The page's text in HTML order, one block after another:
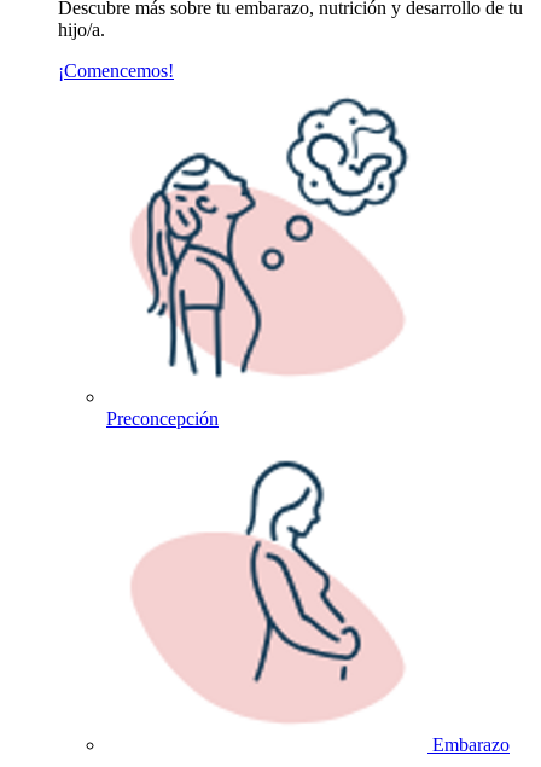
Descubre más sobre tu embarazo, nutrición y desarrollo de tu
hijo/a.
¡Comencemos!
Preconcepción
Embarazo